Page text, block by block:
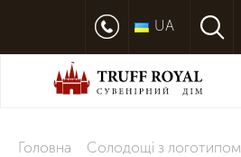
UA
Головна Солодощі з логотипом